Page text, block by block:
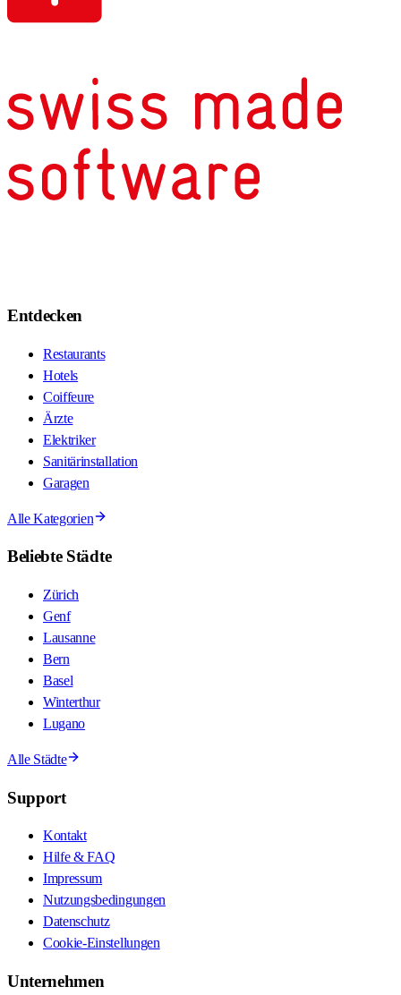
Entdecken
Restaurants
Hotels
Coiffeure
Ärzte
Elektriker
Sanitärinstallation
Garagen
Alle Kategorien
Beliebte Städte
Zürich
Genf
Lausanne
Bern
Basel
Winterthur
Lugano
Alle Städte
Support
Kontakt
Hilfe & FAQ
Impressum
Nutzungsbedingungen
Datenschutz
Cookie-Einstellungen
Unternehmen